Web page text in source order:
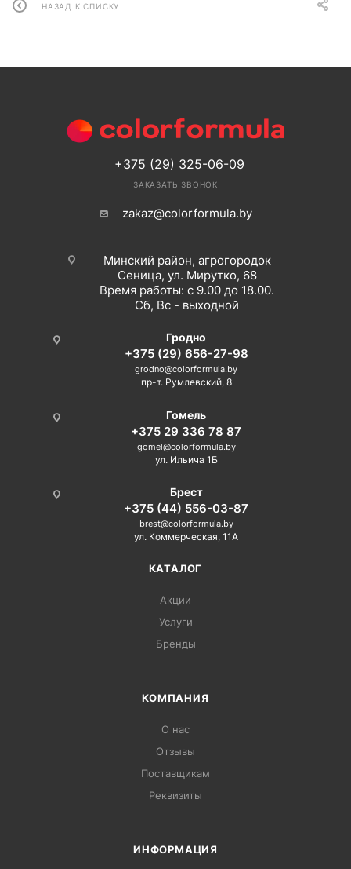
НАЗАД К СПИСКУ
+375 (29) 325-06-09
ЗАКАЗАТЬ ЗВОНОК
zakaz@colorformula.by
Минский район, агрогородок
Сеница, ул. Мирутко, 68
Время работы: с 9.00 до 18.00.
Сб, Вс - выходной
Гродно
+375 (29) 656-27-98
grodno@colorformula.by
пр-т. Румлевский, 8
Гомель
+375 29 336 78 87
gomel@colorformula.by
ул. Ильича 1Б
Брест
+375 (44) 556-03-87
brest@colorformula.by
ул. Коммерческая, 11А
КАТАЛОГ
Акции
Услуги
Бренды
КОМПАНИЯ
О нас
Отзывы
Поставщикам
Реквизиты
ИНФОРМАЦИЯ